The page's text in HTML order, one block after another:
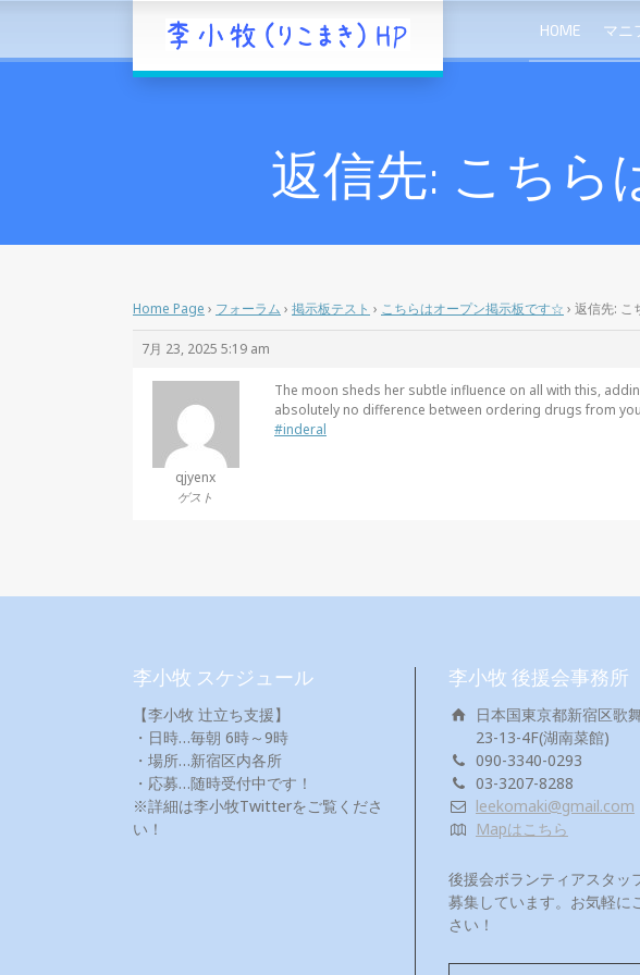
HOME マニ
返信先: こち
Home Page › フォーラム › 掲示板テスト › こちらはオープン掲示板です☆ › 返信先: こ
7月 23, 2025 5:19 am
qjyenx
ゲスト
The moon sheds her subtle influence on all with this,
absolutely no difference between ordering drugs from
#inderal
李小牧 スケジュール
【李小牧 辻立ち支援】
・日時…毎朝 6時～9時
・場所…新宿区内各所
・応募…随時受付中です！
※詳細は李小牧Twitterをご覧くださ
い！
李小牧 後援会事務所
日本国東京都新宿区歌
23-13-4F(湖南菜館)
090-3340-0293
03-3207-8288
leekomaki@gmail.com
Mapはこちら
後援会ボランティアスタッ
募集しています。お気軽に
さい！